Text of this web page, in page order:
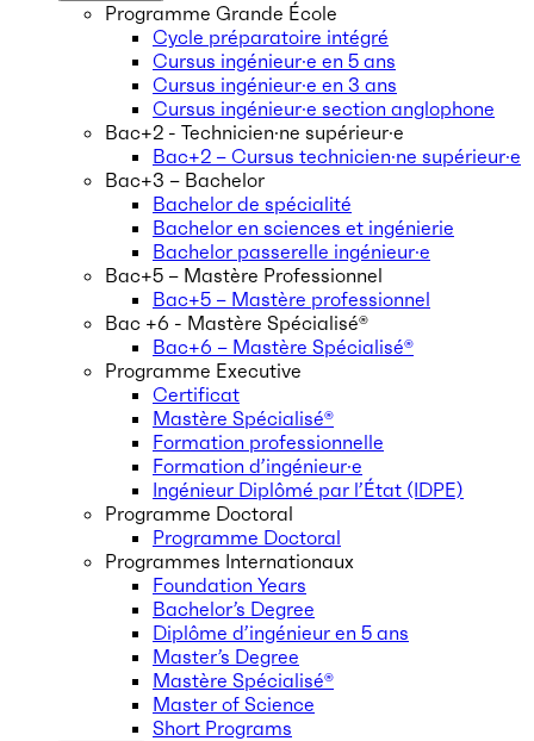
Programme Grande École
Cycle préparatoire intégré
Cursus ingénieur·e en 5 ans
Cursus ingénieur·e en 3 ans
Cursus ingénieur·e section anglophone
Bac+2 - Technicien·ne supérieur·e
Bac+2 – Cursus technicien·ne supérieur·e
Bac+3 – Bachelor
Bachelor de spécialité
Bachelor en sciences et ingénierie
Bachelor passerelle ingénieur·e
Bac+5 – Mastère Professionnel
Bac+5 – Mastère professionnel
Bac +6 - Mastère Spécialisé®
Bac+6 – Mastère Spécialisé®
Programme Executive
Certificat
Mastère Spécialisé®
Formation professionnelle
Formation d’ingénieur·e
Ingénieur Diplômé par l’État (IDPE)
Programme Doctoral
Programme Doctoral
Programmes Internationaux
Foundation Years
Bachelor’s Degree
Diplôme d’ingénieur en 5 ans
Master’s Degree
Mastère Spécialisé®
Master of Science
Short Programs